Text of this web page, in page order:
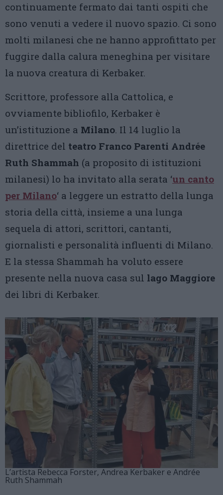
continuamente fermato dai tanti ospiti che
sono venuti a vedere il nuovo spazio. Ci sono
molti milanesi che ne hanno approfittato per
fuggire dalla calura meneghina per visitare
la nuova creatura di Kerbaker.
Scrittore, professore alla Cattolica, e
ovviamente bibliofilo, Kerbaker è
un’istituzione a Milano. Il 14 luglio la
direttrice del teatro Franco Parenti Andrée
Ruth Shammah (a proposito di istituzioni
milanesi) lo ha invitato alla serata ‘un canto
per Milano‘ a leggere un estratto della lunga
storia della città, insieme a una lunga
sequela di attori, scrittori, cantanti,
giornalisti e personalità influenti di Milano.
E la stessa Shammah ha voluto essere
presente nella nuova casa sul lago Maggiore
dei libri di Kerbaker.
L’artista Rebecca Forster, Andrea Kerbaker e Andrée
Ruth Shammah